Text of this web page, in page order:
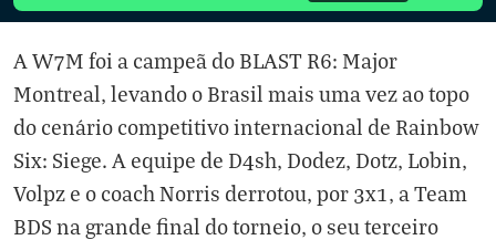
A W7M foi a campeã do BLAST R6: Major
Montreal, levando o Brasil mais uma vez ao topo
do cenário competitivo internacional de Rainbow
Six: Siege. A equipe de D4sh, Dodez, Dotz, Lobin,
Volpz e o coach Norris derrotou, por 3x1, a Team
BDS na grande final do torneio, o seu terceiro